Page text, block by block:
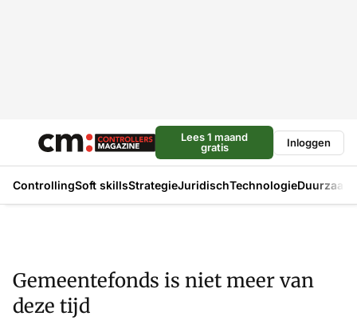
Lees 1 maand
gratis
Inloggen
ControllingSoft skillsStrategieJuridischTechnologie
Gemeentefonds is niet meer van
deze tijd